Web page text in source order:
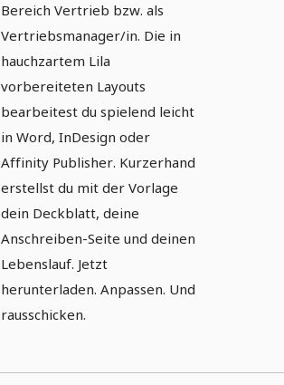
Bereich Vertrieb bzw. als
Vertriebsmanager/in. Die in
hauchzartem Lila
vorbereiteten Layouts
bearbeitest du spielend leicht
in Word, InDesign oder
Affinity Publisher. Kurzerhand
erstellst du mit der Vorlage
dein Deckblatt, deine
Anschreiben-Seite und deinen
Lebenslauf. Jetzt
herunterladen. Anpassen. Und
rausschicken.